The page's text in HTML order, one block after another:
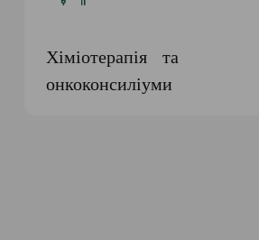
Хіміотерапія та
онкоконсиліуми